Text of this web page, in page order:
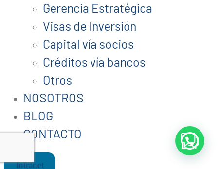
Gerencia Estratégica
Visas de Inversión
Capital vía socios
Créditos vía bancos
Otros
NOSOTROS
BLOG
CONTACTO
Intranet